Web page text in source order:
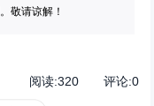
敬请谅解！
阅读:320评论:0